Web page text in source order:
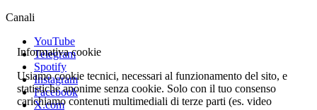
Canali
YouTube
Telegram
Spotify
Instagram
Facebook
X.com
Informativa cookie
Usiamo cookie tecnici, necessari al funzionamento del sito, e
statistiche anonime senza cookie. Solo con il tuo consenso
carichiamo contenuti multimediali di terze parti (es. video